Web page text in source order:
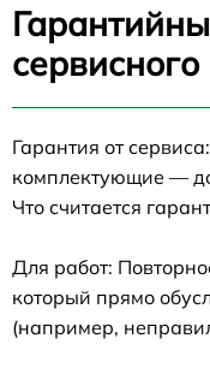
Гарантия от
комплектующие —
Что считается
Для работ:
который прямо
(например,